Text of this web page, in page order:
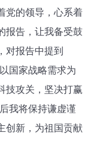
党的领导，心系着
报告，让我备受鼓
对报告中提到
国家战略需求为
技攻关，坚决打赢
我将保持谦虚谨
创新，为祖国贡献